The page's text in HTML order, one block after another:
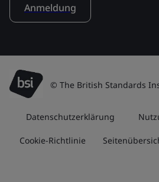
Anmeldung
© The British Standards
Datenschutzerklärung
Cookie-Richtlinie